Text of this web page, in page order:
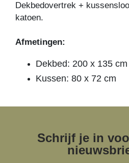
Dekbedovertrek +
katoen.
Afmetingen:
Dekbed: 200 x 135 cm
Kussen: 80 x 72 cm
Schrijf je in